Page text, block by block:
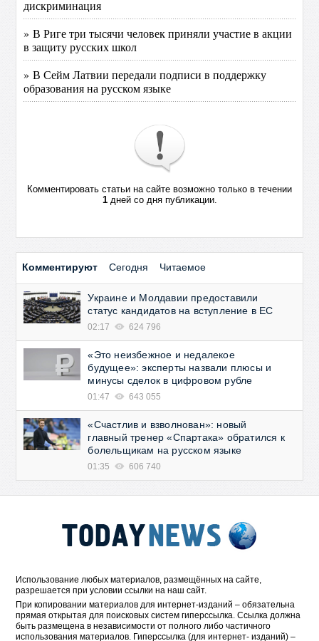
дискриминация
» В Риге три тысячи человек приняли участие в акции
в защиту русских школ
» В Сейм Латвии передали подписи в поддержку
образования на русском языке
Комментировать статьи на сайте возможно только в течении
1дней со дня публикации.
Комментируют Сегодня Читаемое
Украине и Молдавии предоставили
статус кандидатов на вступление в ЕС
02:17 624 796
«Это неизбежное и недалекое
будущее»: эксперты назвали плюсы и
минусы сделок в цифровом рубле
01:47 643 055
«Счастлив и взволнован»: новый
главный тренер «Спартака» обратился к
болельщикам на русском языке
01:35 606 740
Использование любых материалов, размещённых на сайте,
разрешается при условии ссылки на наш сайт.
При копировании материалов для интернет-изданий – обязательна
прямая открытая для поисковых систем гиперссылка. Ссылка должна
быть размещена в независимости от полного либо частичного
использования материалов. Гиперссылка (для интернет- изданий) –